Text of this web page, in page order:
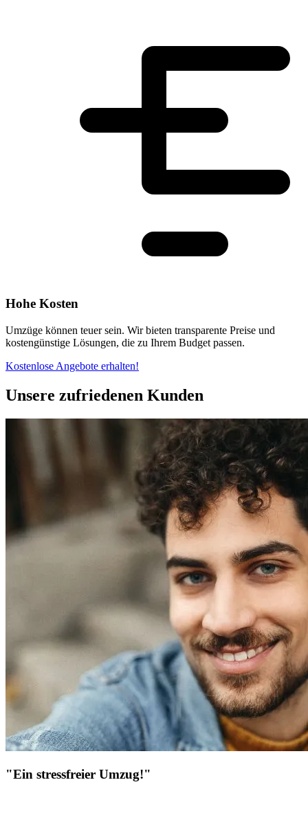
Hohe Kosten
Umzüge können teuer sein. Wir bieten transparente Preise und
kostengünstige Lösungen, die zu Ihrem Budget passen.
Kostenlose Angebote erhalten!
Unsere zufriedenen Kunden
"Ein stressfreier Umzug!"